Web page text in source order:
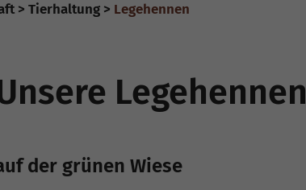
Tierhaltung Legehennen
Legehennen
der grünen Wiese